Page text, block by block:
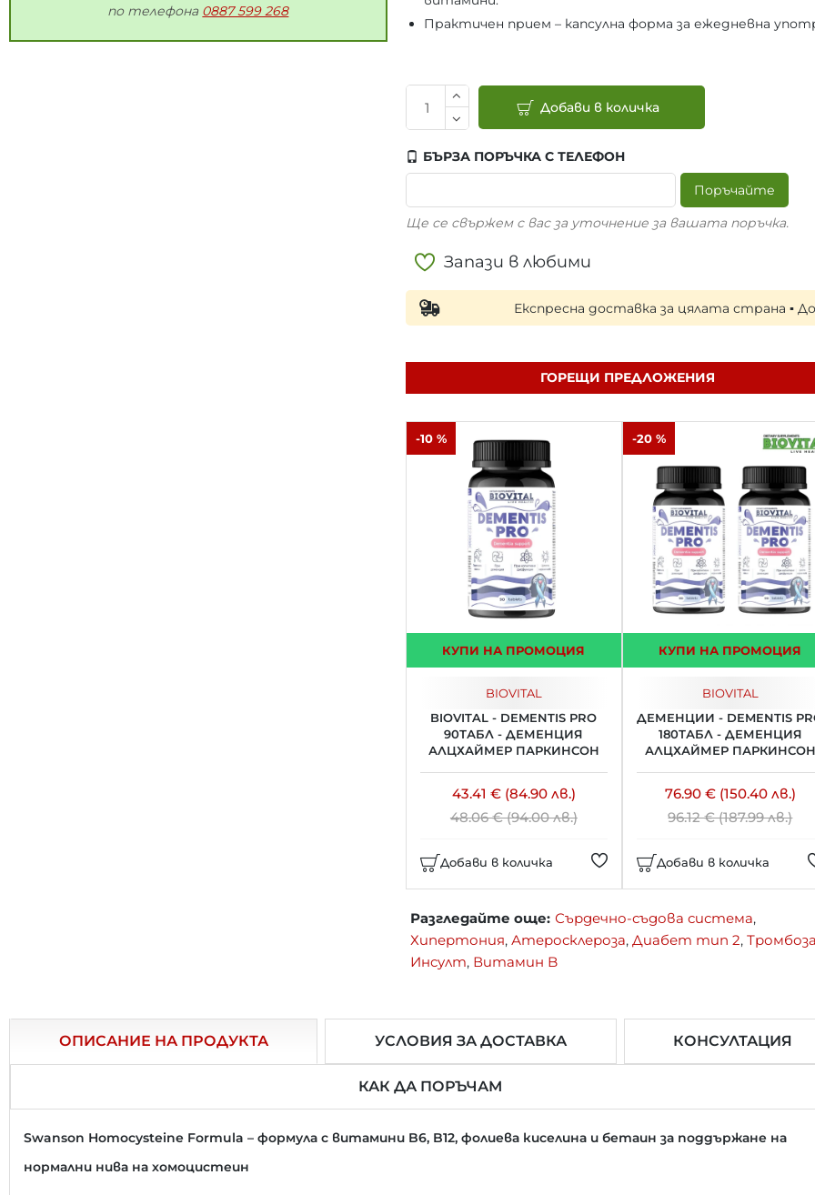
по телефона 0887 599 268
Практичен прием – капсулна форма за ежедневна
Добави в количка
БЪРЗА ПОРЪЧКА С ТЕЛЕФОН
Поръчайте
Ще се свържем с вас за уточнение за вашата поръчка.
Запази в любими
Експресна доставка за цялата страна ▪
ГОРЕЩИ ПРЕДЛОЖЕНИЯ
-10 %
КУПИ НА ПРОМОЦИЯ
BIOVITAL
BIOVITAL - DEMENTIS PRO
90ТАБЛ - ДЕМЕНЦИЯ
АЛЦХАЙМЕР ПАРКИНСОН
43.41 € (84.90 лв.)
48.06 € (94.00 лв.)
Добави в количка
-20 %
КУПИ НА ПРОМОЦИЯ
BIOVITAL
ДЕМЕНЦИИ - DEMENTIS
180ТАБЛ - ДЕМЕНЦИЯ
АЛЦХАЙМЕР ПАРКИНСОН
76.90 € (150.40 лв.)
96.12 € (187.99 лв.)
Добави в количка
Разгледайте още: Сърдечно-съдова система,
Хипертония, Атеросклероза, Диабет тип 2, Тромбоза
Инсулт, Витамин B
ОПИСАНИЕ НА ПРОДУКТА УСЛОВИЯ ЗА ДОСТАВКА КОНСУЛТАЦИЯ
КАК ДА ПОРЪЧАМ
Swanson Homocysteine Formula – формула с витамини B6, B12, фолиева киселина и бетаин за поддържане на
нормални нива на хомоцистеин